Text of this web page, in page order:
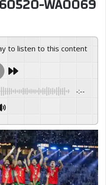
to listen to this content
-:--